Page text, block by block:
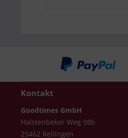
Kontakt
Goodtimes GmbH
Halstenbeker Weg 98b
25462 Rellingen